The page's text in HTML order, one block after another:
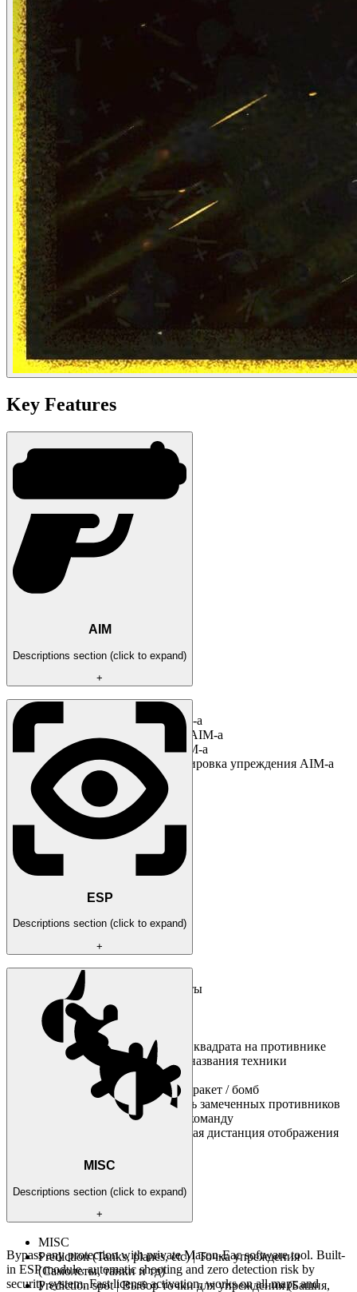
Key Features
AIM
Descriptions section (click to expand)
+
Enabled | Включить AIM
AIM key | Бинд кнопки AIM-a
AIM radius | Радиус работы AIM-a
AIM precision | Точность AIM-a
Moving adjustment | Корректировка упреждения AIM-a
для движущихся целей
ESP
Descriptions section (click to expand)
+
Enabled | включение ЕСП
Plane ESP | ЕСП на самотелты
Tank ESP | ЕСП на танки
Bot ESP | ЕСП на ботов
Bomb ESP | ЕСП на бомбы
Bounding box | отображение квадрата на противнике
Vehicle name | отображение названия техники
противника
Show missiles | отображение ракет / бомб
Ignore spotted | не отображать замеченных противников
Ignore team | не отображать команду
Render distance | максимальная дистанция отображения
MISC
Descriptions section (click to expand)
+
MISC
Prediction (Tanks, planes, etc) | Точка упреждения
(Самолеты, танки и тд)
Prediction spot | Выбор точки для упреждения (Башня,
Bypass any protection with private Mason-Eac software tool. Built-
in ESP module, automatic shooting and zero detection risk by
security system. Fast license activation, works on all maps and